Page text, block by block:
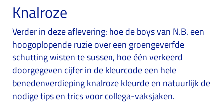
Knalroze
Verder in deze aflevering: hoe de boys van N.B. een
hoogoplopende ruzie over een groengeverfde
schutting wisten te sussen, hoe één verkeerd
doorgegeven cijfer in de kleurcode een hele
benedenverdieping knalroze kleurde en natuurlijk de
nodige tips en trics voor collega-vaksjaken.